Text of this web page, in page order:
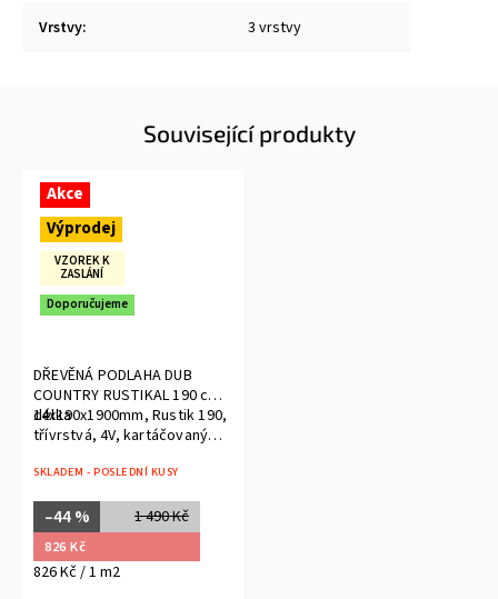
Vrstvy: 3 vrstvy
Související produkty
Akce
Výprodej
VZOREK K
ZASLÁNÍ
Doporučujeme
DŘEVĚNÁ PODLAHA DUB
COUNTRY RUSTIKAL 190 cm
délka
14x190x1900mm, Rustik 190,
třívrstvá, 4V, kartáčovaný
SKLADEM - POSLEDNÍ KUSY
1 490 Kč
–44 %
826 Kč
826 Kč / 1 m2